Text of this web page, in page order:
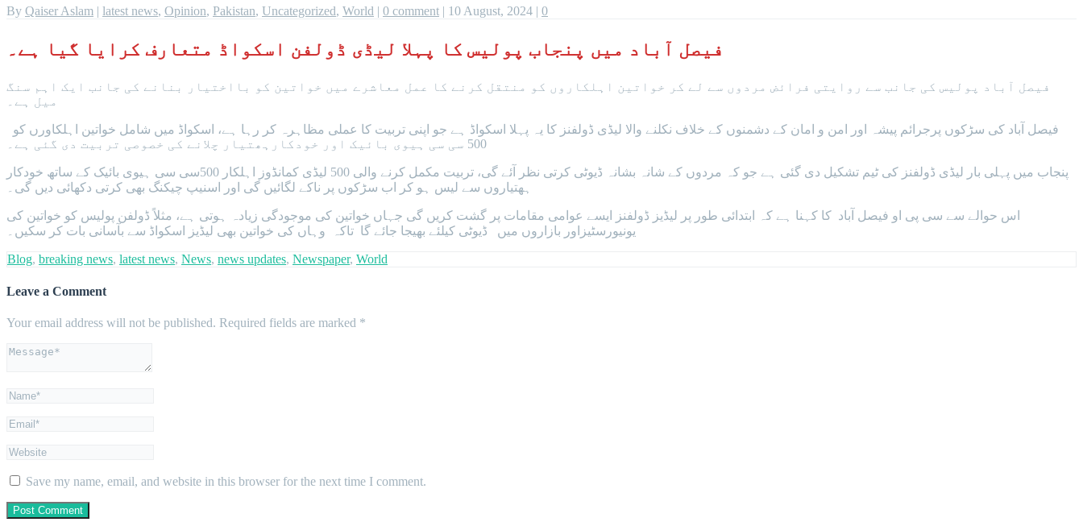
By Qaiser Aslam | latest news, Opinion, Pakistan, Uncategorized, World | 0 comment | 10 August, 2024 | 0
فیصل آباد میں پنجاب پولیس کا پہلا لیڈی ڈولفن اسکواڈ متعارف کرایا گیا ہے۔
فیصل آباد پولیس کی جانب سے روایتی فرائض مردوں سے لے کر خواتین اہلکاروں کو منتقل کرنے کا عمل معاشرے میں خواتین کو بااختیار بنانے کی جانب ایک اہم سنگ
میل ہے۔
500 سی سی ہیوی بائیک اور خودکارہھتیار چلانے کی خصوصی تربیت دی گئی ہے۔
پنجاب میں پہلی بار لیڈی ڈولفنز کی ٹیم تشکیل دی گئی ہے جو کہ مردوں کے شانہ بشانہ ڈیوٹی کرتی نظر آئے گی، تربیت مکمل کرنے والی 500 لیڈی کمانڈوز اہلکار 500سی سی ہیوی بائیک کے ساتھ خودکار
ہھتیاروں سے لیس ہو کر اب سڑکوں پر ناکے لگائیں گی اور اسنیپ چیکنگ بھی کرتی دکھائی دیں گی۔
اس حوالے سے سی پی او فیصل آباد کا کہنا ہے کہ ابتدائی طور پر لیڈیز ڈولفنز ایسے عوامی مقامات پر گشت کریں گی جہاں خواتین کی موجودگی زیادہ ہوتی ہے، مثلاً ڈولفن پولیس کو خواتین کی
یونیورسٹیزاور بازاروں میں ڈیوٹی کیلئے بھیجا جائے گا تاکہ وہاں کی خواتین بھی لیڈیز اسکواڈ سے بآسانی بات کر سکیں۔
Blog, breaking news, latest news, News, news updates, Newspaper, World
Leave a Comment
Your email address will not be published. Required fields are marked *
Save my name, email, and website in this browser for the next time I comment.